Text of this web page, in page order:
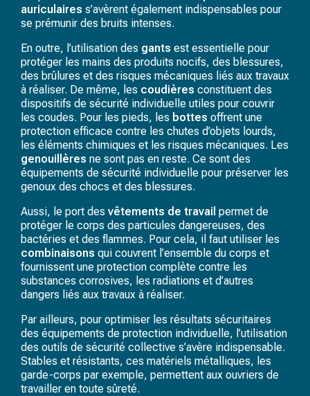
auriculaires s’avèrent également indispensables pour
se prémunir des bruits intenses.
En outre, l’utilisation des gants est essentielle pour
protéger les mains des produits nocifs, des blessures,
des brûlures et des risques mécaniques liés aux travaux
à réaliser. De même, les coudières constituent des
dispositifs de sécurité individuelle utiles pour couvrir
les coudes. Pour les pieds, les bottes offrent une
protection efficace contre les chutes d’objets lourds,
les éléments chimiques et les risques mécaniques. Les
genouillères ne sont pas en reste. Ce sont des
équipements de sécurité individuelle pour préserver les
genoux des chocs et des blessures.
Aussi, le port des vêtements de travail permet de
protéger le corps des particules dangereuses, des
bactéries et des flammes. Pour cela, il faut utiliser les
combinaisons qui couvrent l’ensemble du corps et
fournissent une protection complète contre les
substances corrosives, les radiations et d’autres
dangers liés aux travaux à réaliser.
Par ailleurs, pour optimiser les résultats sécuritaires
des équipements de protection individuelle, l’utilisation
des outils de sécurité collective s’avère indispensable.
Stables et résistants, ces matériels métalliques, les
garde-corps par exemple, permettent aux ouvriers de
travailler en toute sûreté.